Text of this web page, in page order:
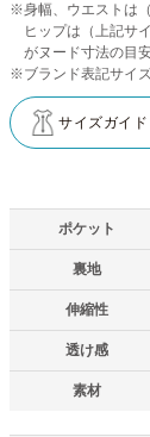
※身幅、ウエストは
ヒップは（上記サ
がヌード寸法の目安
※ブランド表記サイ
サイズガイ
ポケット
裏地
伸縮性
透け感
素材